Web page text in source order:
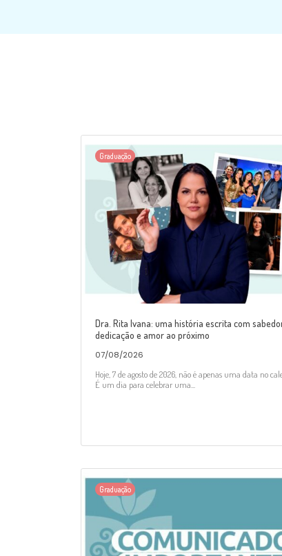
Graduação
Dra. Rita Ivana: uma história escrita com
dedicação e amor ao próximo
07/08/2026
Hoje, 7 de agosto de 2026, não é apenas uma data no
É um dia para celebrar uma...
Graduação